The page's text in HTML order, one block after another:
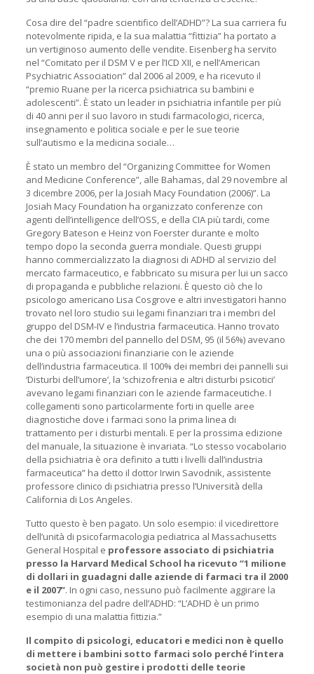
Cosa dire del “padre scientifico dell’ADHD”? La sua carriera fu
notevolmente ripida, e la sua malattia “fittizia” ha portato a
un vertiginoso aumento delle vendite. Eisenberg ha servito
nel “Comitato per il DSM V e per l’ICD XII, e nell’American
Psychiatric Association” dal 2006 al 2009, e ha ricevuto il
“premio Ruane per la ricerca psichiatrica su bambini e
adolescenti”. È stato un leader in psichiatria infantile per più
di 40 anni per il suo lavoro in studi farmacologici, ricerca,
insegnamento e politica sociale e per le sue teorie
sull’autismo e la medicina sociale…
È stato un membro del “Organizing Committee for Women
and Medicine Conference”, alle Bahamas, dal 29 novembre al
3 dicembre 2006, per la Josiah Macy Foundation (2006)”. La
Josiah Macy Foundation ha organizzato conferenze con
agenti dell’intelligence dell’OSS, e della CIA più tardi, come
Gregory Bateson e Heinz von Foerster durante e molto
tempo dopo la seconda guerra mondiale. Questi gruppi
hanno commercializzato la diagnosi di ADHD al servizio del
mercato farmaceutico, e fabbricato su misura per lui un sacco
di propaganda e pubbliche relazioni. È questo ciò che lo
psicologo americano Lisa Cosgrove e altri investigatori hanno
trovato nel loro studio sui legami finanziari tra i membri del
gruppo del DSM-IV e l’industria farmaceutica. Hanno trovato
che dei 170 membri del pannello del DSM, 95 (il 56%) avevano
una o più associazioni finanziarie con le aziende
dell’industria farmaceutica. Il 100% dei membri dei pannelli sui
‘Disturbi dell’umore’, la ‘schizofrenia e altri disturbi psicotici’
avevano legami finanziari con le aziende farmaceutiche. I
collegamenti sono particolarmente forti in quelle aree
diagnostiche dove i farmaci sono la prima linea di
trattamento per i disturbi mentali. E per la prossima edizione
del manuale, la situazione è invariata. “Lo stesso vocabolario
della psichiatria è ora definito a tutti i livelli dall’industria
farmaceutica” ha detto il dottor Irwin Savodnik, assistente
professore clinico di psichiatria presso l’Università della
California di Los Angeles.
Tutto questo è ben pagato. Un solo esempio: il vicedirettore
dell’unità di psicofarmacologia pediatrica al Massachusetts
General Hospital e professore associato di psichiatria
presso la Harvard Medical School ha ricevuto “1 milione
di dollari in guadagni dalle aziende di farmaci tra il 2000
e il 2007”. In ogni caso, nessuno può facilmente aggirare la
testimonianza del padre dell’ADHD: “L’ADHD è un primo
esempio di una malattia fittizia.”
Il compito di psicologi, educatori e medici non è quello
di mettere i bambini sotto farmaci solo perché l’intera
società non può gestire i prodotti delle teorie